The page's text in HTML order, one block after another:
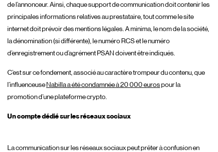
de l’annonceur. Ainsi, chaque support de communication doit contenir les
principales informations relatives au prestataire, tout comme le site
internet doit prévoir des mentions légales. A minima, le nom de la société,
la dénomination (si différente), le numéro RCS et le numéro
d’enregistrement ou d’agrément PSAN doivent être indiqués.
C’est sur ce fondement, associé au caractère trompeur du contenu, que
l’influenceuse Nabilla a été condamnée à 20 000 eurospour la
promotion d’une plateforme crypto.
Un compte dédié sur les réseaux sociaux
La communication sur les réseaux sociaux peut prêter à confusion en